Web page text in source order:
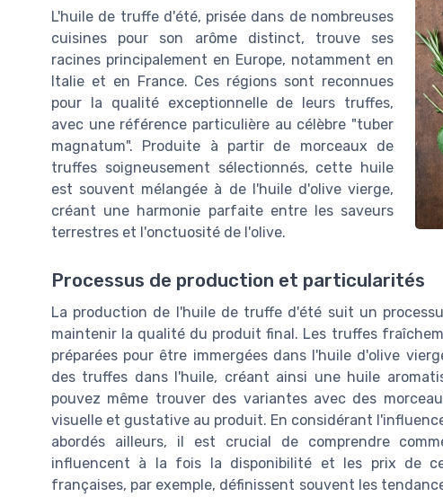
L'huile de truffe d'été, prisée dans de nombreuses
cuisines pour son arôme distinct, trouve ses
racines principalement en Europe, notamment en
Italie et en France. Ces régions sont reconnues
pour la qualité exceptionnelle de leurs truffes,
avec une référence particulière au célèbre "tuber
magnatum". Produite à partir de morceaux de
truffes soigneusement sélectionnés, cette huile
est souvent mélangée à de l'huile d'olive vierge,
créant une harmonie parfaite entre les saveurs
terrestres et l'onctuosité de l'olive.
Processus de production et particularités
La production de l'huile de truffe d'été suit un
maintenir la qualité du produit final. Les truffes
préparées pour être immergées dans l'huile d'olive
des truffes dans l'huile, créant ainsi une huile
pouvez même trouver des variantes avec des
visuelle et gustative au produit. En considérant
abordés ailleurs, il est crucial de comprendre
influencent à la fois la disponibilité et les prix de
françaises, par exemple, définissent souvent les